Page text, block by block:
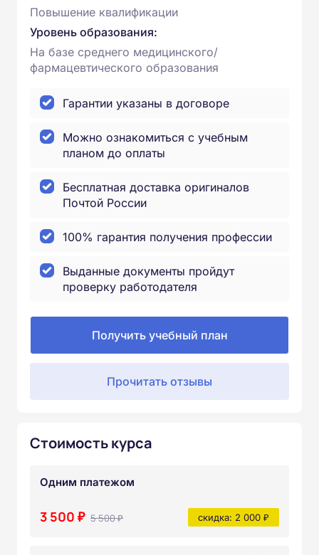
Повышение квалификации
Уровень образования:
На базе среднего медицинского/
фармацевтического образования
Гарантии указаны в договоре
Можно ознакомиться с учебным
планом до оплаты
Бесплатная доставка оригиналов
Почтой России
100% гарантия получения профессии
Выданные документы пройдут
проверку работодателя
Получить учебный план
Прочитать отзывы
Стоимость курса
Одним платежом
3 500 ₽ 5 500 ₽ скидка: 2 000 ₽